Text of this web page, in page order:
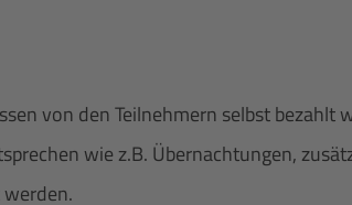
von den Teilnehmern selbst bezahlt
wie z.B. Übernachtungen,